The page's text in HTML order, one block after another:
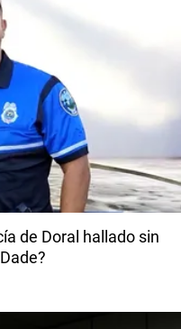
de Doral hallado sin